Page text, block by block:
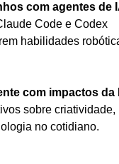
com agentes de
Code e Codex
habilidades
com impactos da
sobre criatividade,
no cotidiano.